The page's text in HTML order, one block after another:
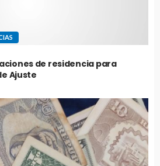
de residencia para
Ajuste